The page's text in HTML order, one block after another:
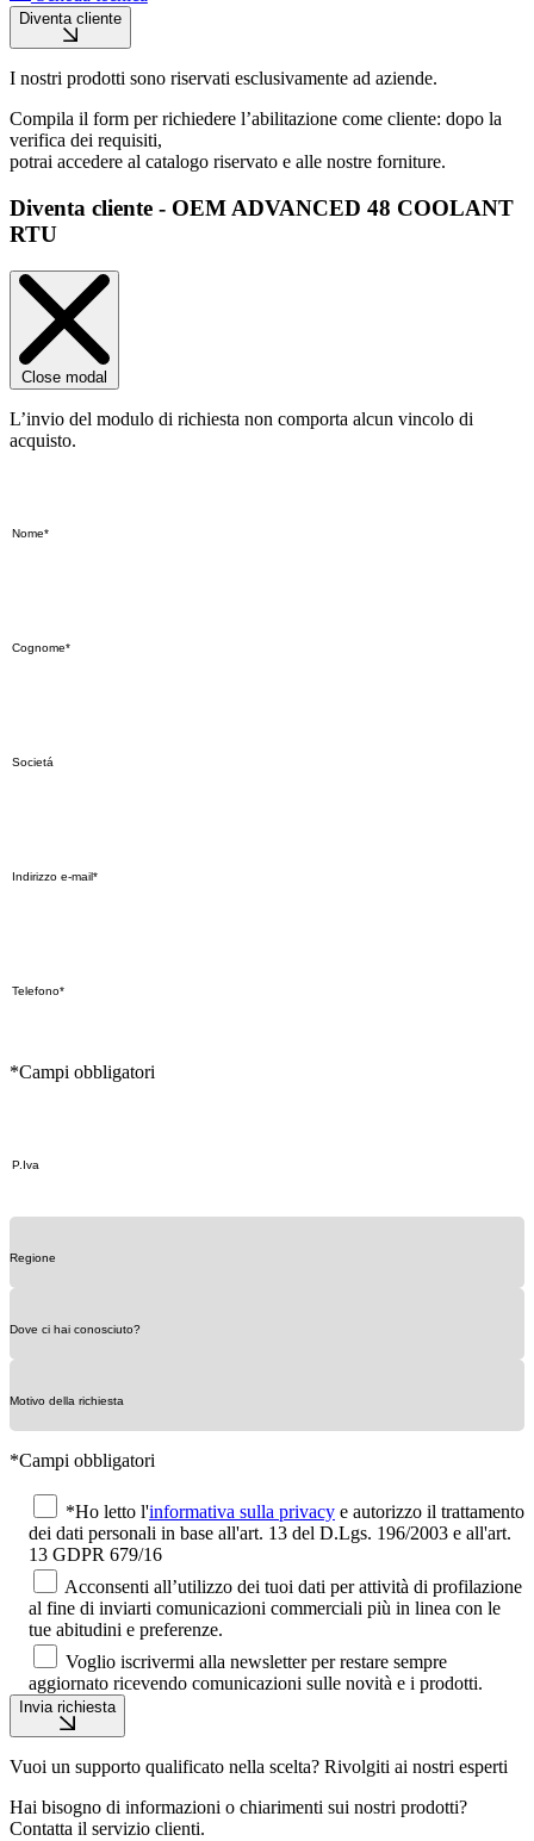
Diventa cliente
I nostri prodotti sono riservati esclusivamente ad aziende.
Compila il form per richiedere l’abilitazione come cliente: dopo la
verifica dei requisiti,
potrai accedere al catalogo riservato e alle nostre forniture.
Diventa cliente - OEM ADVANCED 48 COOLANT
RTU
Close modal
L’invio del modulo di richiesta non comporta alcun vincolo di
acquisto.
*Campi obbligatori
*Campi obbligatori
*Ho letto l'informativa sulla privacy e autorizzo il trattamento
dei dati personali in base all'art. 13 del D.Lgs. 196/2003 e all'art.
13 GDPR 679/16
Acconsenti all’utilizzo dei tuoi dati per attività di profilazione
al fine di inviarti comunicazioni commerciali più in linea con le
tue abitudini e preferenze.
Voglio iscrivermi alla newsletter per restare sempre
aggiornato ricevendo comunicazioni sulle novità e i prodotti.
Invia richiesta
Vuoi un supporto qualificato nella scelta? Rivolgiti ai nostri esperti
Hai bisogno di informazioni o chiarimenti sui nostri prodotti?
Contatta il servizio clienti.